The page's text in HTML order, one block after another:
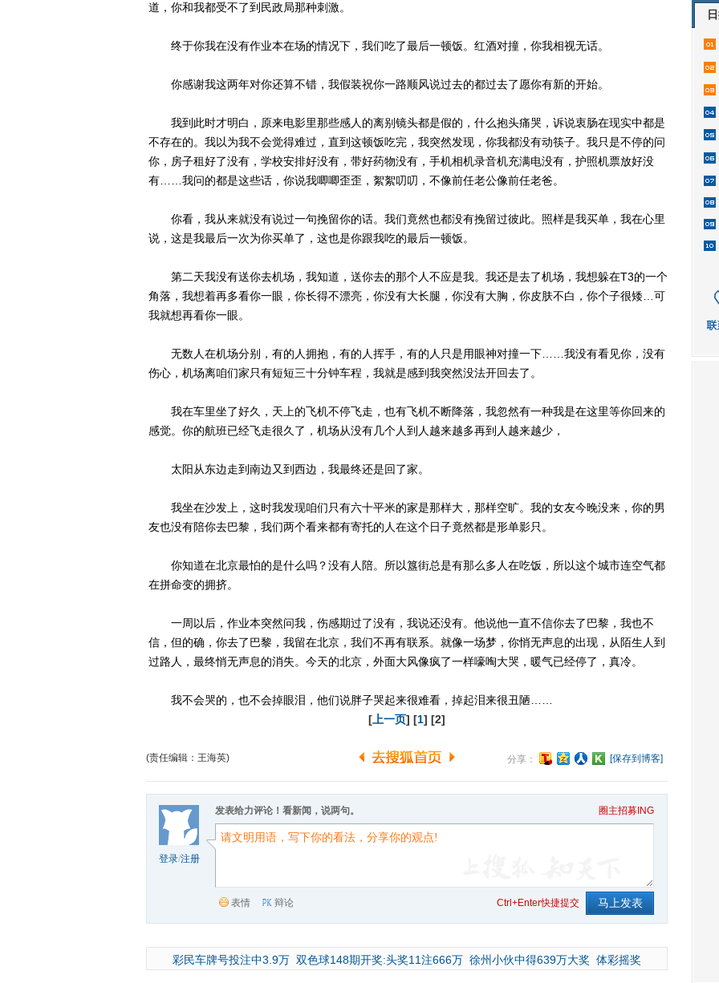
道，你和我都受不了到民政局那种刺激。
终于你我在没有作业本在场的情况下，我们吃了最后一顿饭。红酒对撞，你我相视无话。
你感谢我这两年对你还算不错，我假装祝你一路顺风说过去的都过去了愿你有新的开始。
我到此时才明白，原来电影里那些感人的离别镜头都是假的，什么抱头痛哭，诉说衷肠在现实中都是
不存在的。我以为我不会觉得难过，直到这顿饭吃完，我突然发现，你我都没有动筷子。我只是不停的问
你，房子租好了没有，学校安排好没有，带好药物没有，手机相机录音机充满电没有，护照机票放好没
有……我问的都是这些话，你说我唧唧歪歪，絮絮叨叨，不像前任老公像前任老爸。
你看，我从来就没有说过一句挽留你的话。我们竟然也都没有挽留过彼此。照样是我买单，我在心里
说，这是我最后一次为你买单了，这也是你跟我吃的最后一顿饭。
第二天我没有送你去机场，我知道，送你去的那个人不应是我。我还是去了机场，我想躲在T3的一个
角落，我想着再多看你一眼，你长得不漂亮，你没有大长腿，你没有大胸，你皮肤不白，你个子很矮…可
我就想再看你一眼。
无数人在机场分别，有的人拥抱，有的人挥手，有的人只是用眼神对撞一下……我没有看见你，没有
伤心，机场离咱们家只有短短三十分钟车程，我就是感到我突然没法开回去了。
我在车里坐了好久，天上的飞机不停飞走，也有飞机不断降落，我忽然有一种我是在这里等你回来的
感觉。你的航班已经飞走很久了，机场从没有几个人到人越来越多再到人越来越少，
太阳从东边走到南边又到西边，我最终还是回了家。
我坐在沙发上，这时我发现咱们只有六十平米的家是那样大，那样空旷。我的女友今晚没来，你的男
友也没有陪你去巴黎，我们两个看来都有寄托的人在这个日子竟然都是形单影只。
你知道在北京最怕的是什么吗？没有人陪。所以簋街总是有那么多人在吃饭，所以这个城市连空气都
在拼命变的拥挤。
一周以后，作业本突然问我，伤感期过了没有，我说还没有。他说他一直不信你去了巴黎，我也不
信，但的确，你去了巴黎，我留在北京，我们不再有联系。就像一场梦，你悄无声息的出现，从陌生人到
过路人，最终悄无声息的消失。今天的北京，外面大风像疯了一样嚎啕大哭，暖气已经停了，真冷。
我不会哭的，也不会掉眼泪，他们说胖子哭起来很难看，掉起泪来很丑陋……
[ 上一页] [1] [2]
(责任编辑：王海英) 分享： [保存到博客]
登录/注册
发表给力评论！看新闻，说两句。 圈主招募ING
表情 辩论 Ctrl+Enter快捷提交
彩民车牌号投注中3.9万 双色球148期开奖:头奖11注666万 徐州小伙中得639万大奖 体彩摇奖